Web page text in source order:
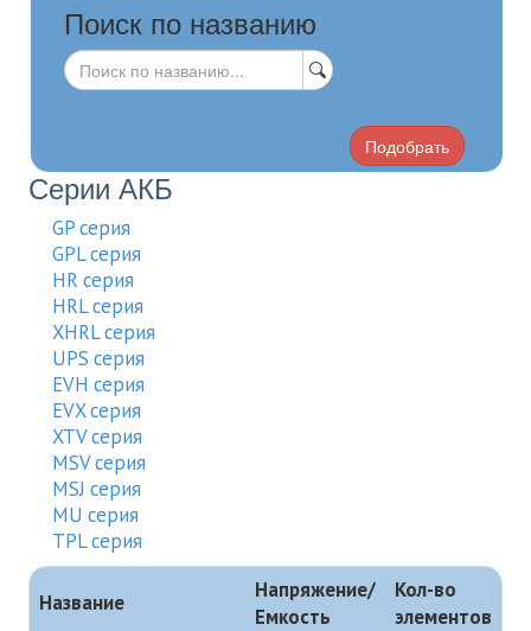
Поиск по названию
Подобрать
Серии АКБ
GP серия
GPL серия
HR серия
HRL серия
XHRL серия
UPS серия
EVH серия
EVX серия
XTV cерия
MSV серия
MSJ серия
MU серия
TPL серия
Название
Напряжение/
Емкость
Кол-во
элементов